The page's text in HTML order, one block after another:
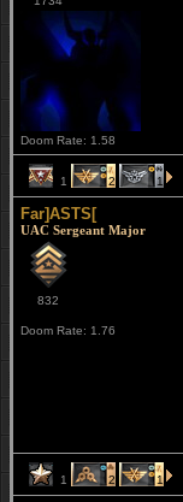
Doom Rate: 1.58
1 2 1
Far]ASTS[
UAC Sergeant Major
832
Doom Rate: 1.76
1 2 1